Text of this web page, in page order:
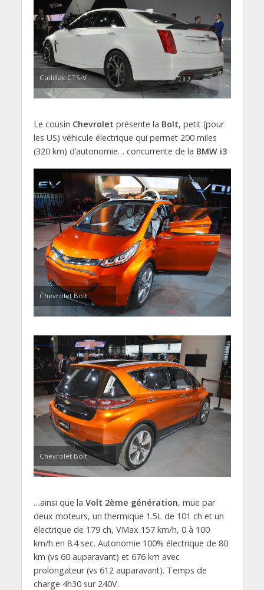
Cadillac CTS-V
Le cousin Chevrolet présente la Bolt, petit (pour
les US) véhicule électrique qui permet 200 miles
(320 km) d’autonomie… concurrente de la BMW i3
Chevrolet Bolt
Chevrolet Bolt
…ainsi que la Volt 2ème génération, mue par
deux moteurs, un thermique 1.5L de 101 ch et un
électrique de 179 ch, VMax 157 km/h, 0 à 100
km/h en 8.4 sec. Autonomie 100% électrique de 80
km (vs 60 auparavant) et 676 km avec
prolongateur (vs 612 auparavant). Temps de
charge 4h30 sur 240V.